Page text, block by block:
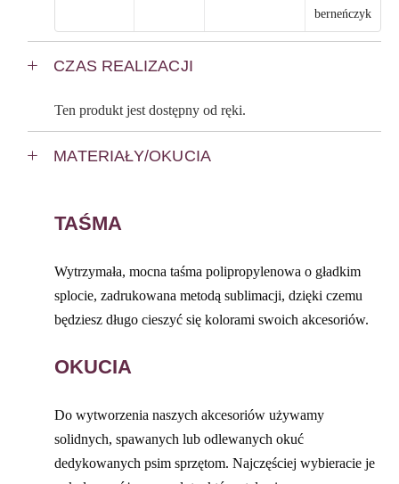
berneńczyk
CZAS REALIZACJI
Ten produkt jest dostępny od ręki.
MATERIAŁY/OKUCIA
TAŚMA
Wytrzymała, mocna taśma polipropylenowa o gładkim
splocie, zadrukowana metodą sublimacji, dzięki czemu
będziesz długo cieszyć się kolorami swoich akcesoriów.
OKUCIA
Do wytworzenia naszych akcesoriów używamy
solidnych, spawanych lub odlewanych okuć
dedykowanych psim sprzętom. Najczęściej wybieracie je